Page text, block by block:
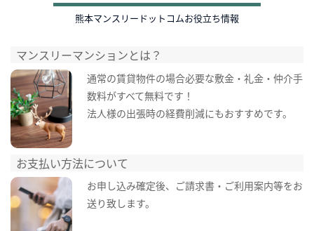
熊本マンスリードットコムお役立ち情報
マンスリーマンションとは？
通常の賃貸物件の場合必要な敷金・礼金・仲介手
数料がすべて無料です！
法人様の出張時の経費削減にもおすすめです。
お支払い方法について
お申し込み確定後、ご請求書・ご利用案内等をお
送り致します。